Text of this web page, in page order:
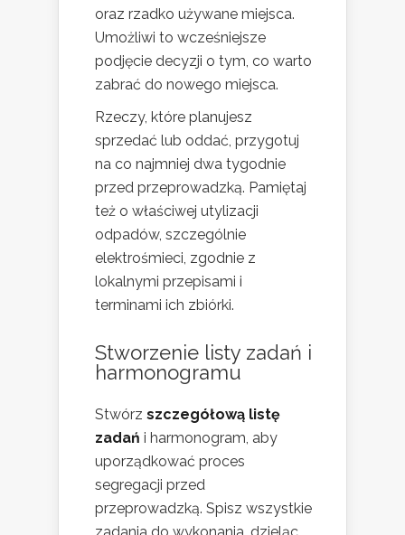
oraz rzadko używane miejsca.
Umożliwi to wcześniejsze
podjęcie decyzji o tym, co warto
zabrać do nowego miejsca.
Rzeczy, które planujesz
sprzedać lub oddać, przygotuj
na co najmniej dwa tygodnie
przed przeprowadzką. Pamiętaj
też o właściwej utylizacji
odpadów, szczególnie
elektrośmieci, zgodnie z
lokalnymi przepisami i
terminami ich zbiórki.
Stworzenie listy zadań i
harmonogramu
Stwórz szczegółową listę
zadań i harmonogram, aby
uporządkować proces
segregacji przed
przeprowadzką. Spisz wszystkie